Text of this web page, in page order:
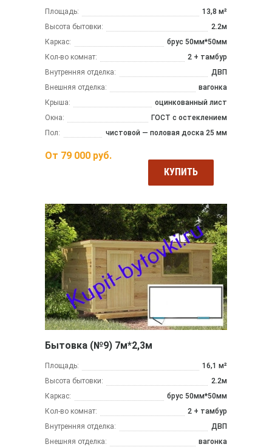
Площадь:
13,8 м²
Высота бытовки:
2.2м
Каркас:
брус 50мм*50мм
Кол-во комнат:
2 + тамбур
Внутренняя отделка:
ДВП
Внешняя отделка:
вагонка
Крыша:
оцинкованный лист
Окна:
ГОСТ с остеклением
Пол:
чистовой — половая доска 25 мм
От 79 000 руб.
КУПИТЬ
Бытовка (№9) 7м*2,3м
Площадь:
16,1 м²
Высота бытовки:
2.2м
Каркас:
брус 50мм*50мм
Кол-во комнат:
2 + тамбур
Внутренняя отделка:
ДВП
Внешняя отделка:
вагонка